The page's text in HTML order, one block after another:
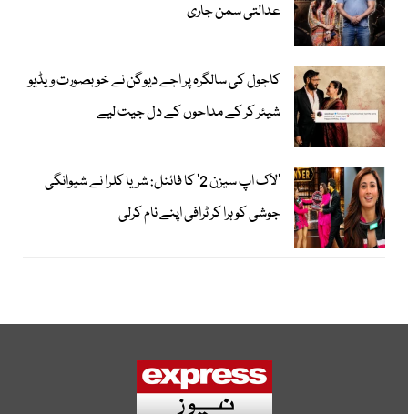
عدالتی سمن جاری
کاجول کی سالگرہ پر اجے دیوگن نے خوبصورت ویڈیو
شیئر کر کے مداحوں کے دل جیت لیے
’لاک اپ سیزن 2‘ کا فائنل: شریا کلرا نے شیوانگی
جوشی کو ہرا کر ٹرافی اپنے نام کرلی